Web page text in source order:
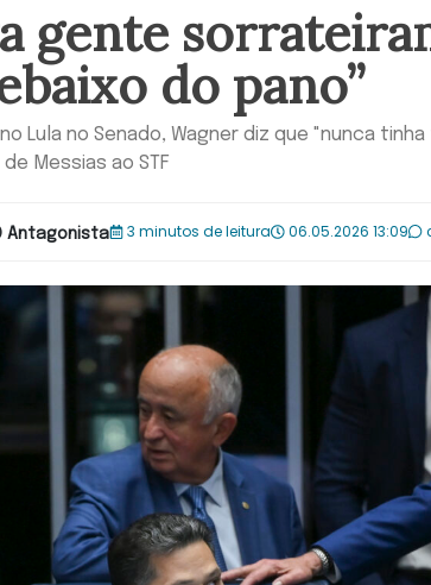
gente
do pano”
Lula no Senado, Wagner diz que "nunca
Messias ao STF
Antagonista 3 minutos de leitura 06.05.2026 13:09